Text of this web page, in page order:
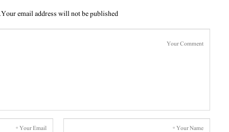
Your email address will not be published.